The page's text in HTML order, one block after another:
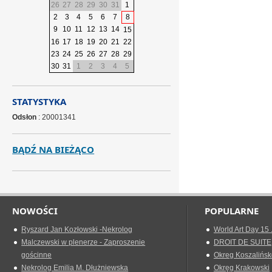
26 27 28 29 30 31
1
2
3 4 5 6 7
8
9
10 11 12 13 14 15
16 17 18 19 20 21 22
23 24 25 26 27 28 29
30 31 1 2 3 4 5
STATYSTYKA
Odsłon : 20001341
BĄDŹ NA BIEŻĄCO
NOWOŚCI
Ryszard Jan Kozłowski -Nekrolog
Malczewski w plenerze - Zaproszenie
gościnne
Nekrolog Emilia M. Dłużniewska
POPULARNE
World Art Day 15
DROIT DE SUITE
Okreg
Okręg Krakowski